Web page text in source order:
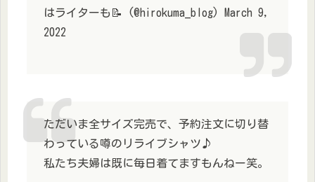
はライターも📝 (@hirokuma_blog) March 9,
2022
ただいま全サイズ完売で、予約注文に切り替
わっている噂のリライブシャツ♪
私たち夫婦は既に毎日着てますもんねー笑。